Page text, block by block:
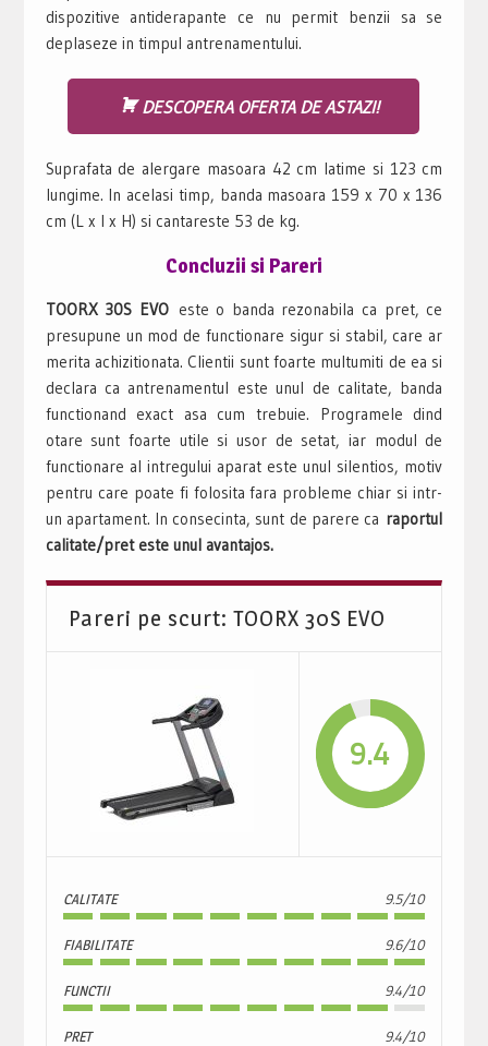
dispozitive antiderapante ce nu permit benzii sa se
deplaseze in timpul antrenamentului.
DESCOPERA OFERTA DE ASTAZI!
Suprafata de alergare masoara 42 cm latime si 123 cm
lungime. In acelasi timp, banda masoara 159 x 70 x 136
cm (L x l x H) si cantareste 53 de kg.
Concluzii si Pareri
TOORX 30S EVO este o banda rezonabila ca pret, ce
presupune un mod de functionare sigur si stabil, care ar
merita achizitionata. Clientii sunt foarte multumiti de ea si
declara ca antrenamentul este unul de calitate, banda
functionand exact asa cum trebuie. Programele dind
otare sunt foarte utile si usor de setat, iar modul de
functionare al intregului aparat este unul silentios, motiv
pentru care poate fi folosita fara probleme chiar si intr-
un apartament. In consecinta, sunt de parere ca raportul
calitate/pret este unul avantajos.
Pareri pe scurt: TOORX 30S EVO
9.4
CALITATE 9.5/10
FIABILITATE 9.6/10
FUNCTII 9.4/10
PRET 9.4/10